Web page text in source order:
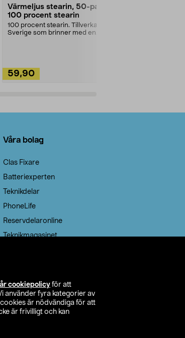
cookiepolicy för att
använder fyra kategorier av
är nödvändiga för att
är frivilligt och kan
Värmeljus stearin, 50-pack,
100 procent stearin
100 procent stearin. Tillverkade i
Sverige som brinner med en
59,90
Våra bolag
Clas Fixare
Batteriexperten
Teknikdelar
PhoneLife
Reservdelaronline
Teknikmagasinet